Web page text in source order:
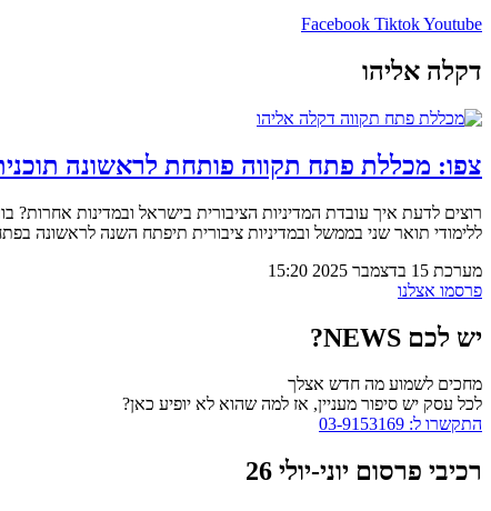
Facebook TiktokYoutube
דקלה אליהו
צפו: מכללת פתח תקווה פותחת לראשונה
רוצים לדעת איך עובדת המדיניות הציבורית בישראל ובמדינות אחרות?
ללימודי תואר שני בממשל ובמדיניות ציבורית תיפתח השנה לראשונה
מערכת 15 בדצמבר 2025
15:20
פרסמו אצלנו
יש לכם NEWS?
מחכים לשמוע מה חדש אצלך
לכל עסק יש סיפור מעניין, אז למה שהוא לא יופיע כאן?
התקשרו ל: 03-9153169
רכיבי פרסום יוני-יולי 26